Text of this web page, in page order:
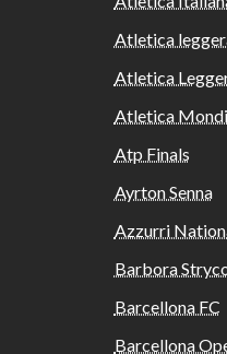
Atletica
Atletica
Atletica
Atp Finals
Ayrton Senna
Azzurri
Barbora
Barcellona FC
Barcellona